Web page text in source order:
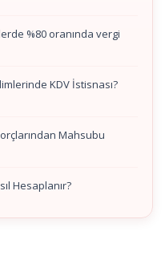
%80 oranında vergi
KDV İstisnası?
Mahsubu
Hesaplanır?